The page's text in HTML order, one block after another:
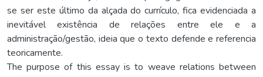
se ser este último da alçada do currículo, fica evidenciada a
inevitável existência de relações entre ele e a
administração/gestão, ideia que o texto defende e referencia
teoricamente.
The purpose of this essay is to weave relations between